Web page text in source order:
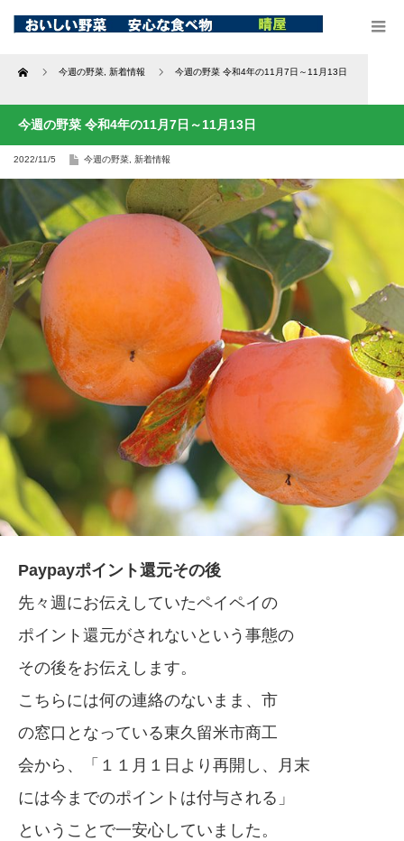
Home 今週の野菜 新着情報 今週の野菜 令和4年の11月7日～11月13日
今週の野菜 令和4年の11月7日～11月13日
2022/11/5 今週の野菜 新着情報
Paypayポイント還元その後
先々週にお伝えしていたペイペイの
ポイント還元がされないという事態の
その後をお伝えします。
こちらには何の連絡のないまま、市
の窓口となっている東久留米市商工
会から、「１１月１日より再開し、月末
には今までのポイントは付与される」
ということで一安心していました。